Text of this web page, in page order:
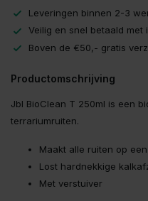
Leveringen binnen 2-3
Veilig en snel betaald met
Boven de €50,- gratis
Productomschrijving
Jbl BioClean T 250ml is een
terrariumruiten.
Maakt alle ruiten op
Lost hardnekkige
Met verstuiver